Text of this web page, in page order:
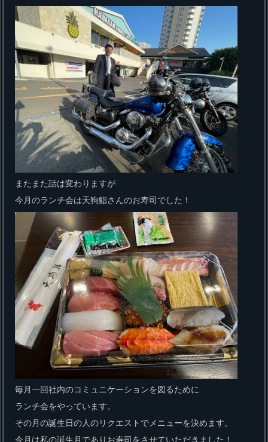
またまた話は変わりますが
今月のランチ会は天狗鮨さんのお寿司でした！
毎月一回社内のコミュニケーションを図るために
ランチ会をやっています。
その月の誕生日の人のリクエストでメニューを決めます。
今月は私の誕生月でありお寿司をさせていただきました！